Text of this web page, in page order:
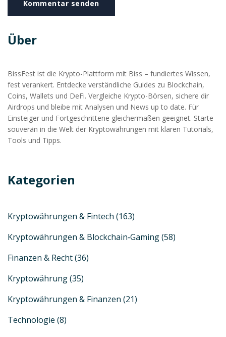
Kommentar senden
Über
BissFest ist die Krypto-Plattform mit Biss – fundiertes Wissen,
fest verankert. Entdecke verständliche Guides zu Blockchain,
Coins, Wallets und DeFi. Vergleiche Krypto-Börsen, sichere dir
Airdrops und bleibe mit Analysen und News up to date. Für
Einsteiger und Fortgeschrittene gleichermaßen geeignet. Starte
souverän in die Welt der Kryptowährungen mit klaren Tutorials,
Tools und Tipps.
Kategorien
Kryptowährungen & Fintech (163)
Kryptowährungen & Blockchain‑Gaming(58)
Finanzen & Recht(36)
Kryptowährung(35)
Kryptowährungen & Finanzen (21)
Technologie (8)